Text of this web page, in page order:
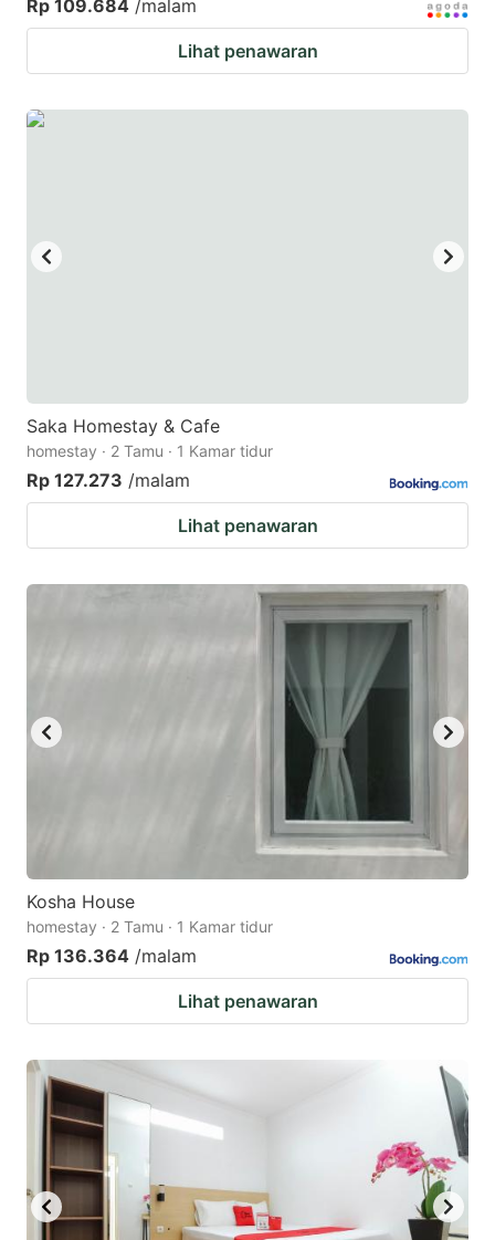
Rp 109.684 /malam
Lihat penawaran
Saka Homestay & Cafe
homestay · 2 Tamu · 1 Kamar tidur
Rp 127.273 /malam
Lihat penawaran
Kosha House
homestay · 2 Tamu · 1 Kamar tidur
Rp 136.364 /malam
Lihat penawaran